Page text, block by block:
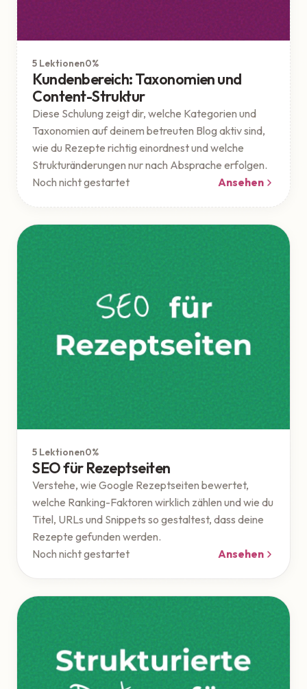
5 Lektionen0%
Kundenbereich: Taxonomien und
Content-Struktur
Diese Schulung zeigt dir, welche Kategorien und
Taxonomien auf deinem betreuten Blog aktiv sind,
wie du Rezepte richtig einordnest und welche
Strukturänderungen nur nach Absprache erfolgen.
Noch nicht gestartet
Ansehen
5 Lektionen0%
SEO für Rezeptseiten
Verstehe, wie Google Rezeptseiten bewertet,
welche Ranking-Faktoren wirklich zählen und wie du
Titel, URLs und Snippets so gestaltest, dass deine
Rezepte gefunden werden.
Noch nicht gestartet
Ansehen